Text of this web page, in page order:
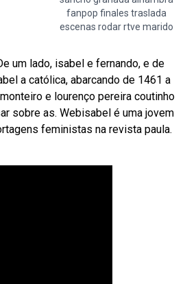
fanpop finales traslada
escenas rodar rtve marido
um lado, isabel e fernando, e de
a católica, abarcando de 1461 a
e lourenço pereira coutinho
sobre as. Webisabel é uma jovem
feministas na revista paula.